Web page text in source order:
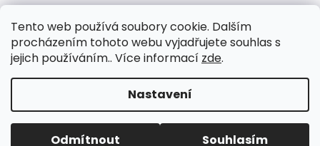
Tento web používá soubory cookie. Dalším
procházením tohoto webu vyjadřujete souhlas s
jejich používáním.. Více informací zde.
Nastavení
Odmítnout Souhlasím
Z
Aktuality Kamenné prodejny Kosmetika Provita
Vytvořil Shoptet
Copyright 2026PROVITA . Všechna práva vyhrazena.